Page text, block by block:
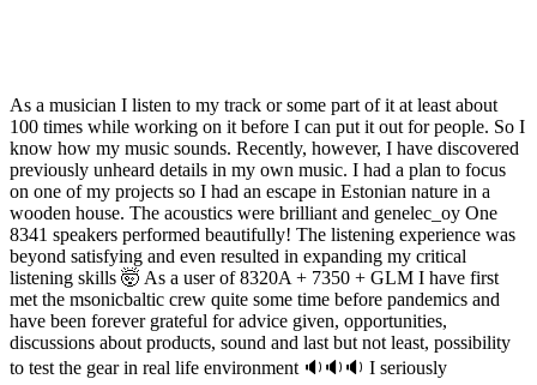
As a musician I listen to my track or some part of it at least about
100 times while working on it before I can put it out for people. So I
know how my music sounds. Recently, however, I have discovered
previously unheard details in my own music. I had a plan to focus
on one of my projects so I had an escape in Estonian nature in a
wooden house. The acoustics were brilliant and genelec_oy One
8341 speakers performed beautifully! The listening experience was
beyond satisfying and even resulted in expanding my critical
listening skills 🤯 As a user of 8320A + 7350 + GLM I have first
met the msonicbaltic crew quite some time before pandemics and
have been forever grateful for advice given, opportunities,
discussions about products, sound and last but not least, possibility
to test the gear in real life environment 🔉🔉🔉 I seriously